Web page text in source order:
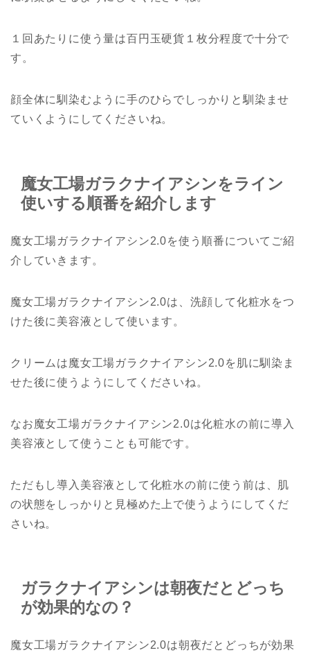
１回あたりに使う量は百円玉硬貨１枚分程度で十分で
す。
顔全体に馴染むように手のひらでしっかりと馴染ませ
ていくようにしてくださいね。
魔女工場ガラクナイアシンをライン
使いする順番を紹介します
魔女工場ガラクナイアシン2.0を使う順番についてご紹
介していきます。
魔女工場ガラクナイアシン2.0は、洗顔して化粧水をつ
けた後に美容液として使います。
クリームは魔女工場ガラクナイアシン2.0を肌に馴染ま
せた後に使うようにしてくださいね。
なお魔女工場ガラクナイアシン2.0は化粧水の前に導入
美容液として使うことも可能です。
ただもし導入美容液として化粧水の前に使う前は、肌
の状態をしっかりと見極めた上で使うようにしてくだ
さいね。
ガラクナイアシンは朝夜だとどっち
が効果的なの？
魔女工場ガラクナイアシン2.0は朝夜だとどっちが効果